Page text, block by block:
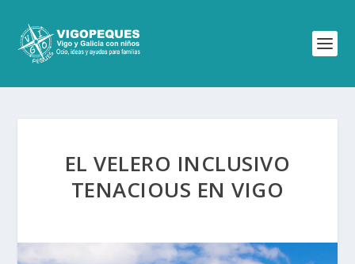
EL VELERO INCLUSIVO
TENACIOUS EN VIGO